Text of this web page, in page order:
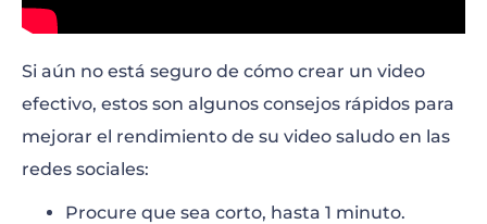
Si aún no está seguro de cómo crear un video
efectivo, estos son algunos consejos rápidos para
mejorar el rendimiento de su video saludo en las
redes sociales:
Procure que sea corto, hasta 1 minuto.